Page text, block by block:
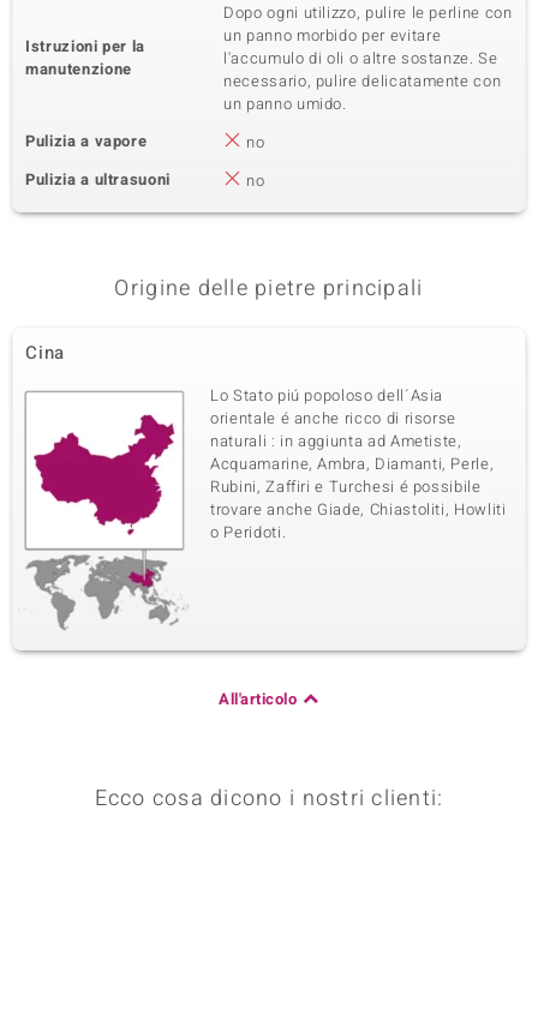
Istruzioni per la
manutenzione
Dopo ogni utilizzo, pulire le perline con
un panno morbido per evitare
l'accumulo di oli o altre sostanze. Se
necessario, pulire delicatamente con
un panno umido.
Pulizia a vapore
no
Pulizia a ultrasuoni
no
Origine delle pietre principali
Cina
Lo Stato piú popoloso dell´Asia
orientale é anche ricco di risorse
naturali : in aggiunta ad Ametiste,
Acquamarine, Ambra, Diamanti, Perle,
Rubini, Zaffiri e Turchesi é possibile
trovare anche Giade, Chiastoliti, Howliti
o Peridoti.
All'articolo
Ecco cosa dicono i nostri clienti: